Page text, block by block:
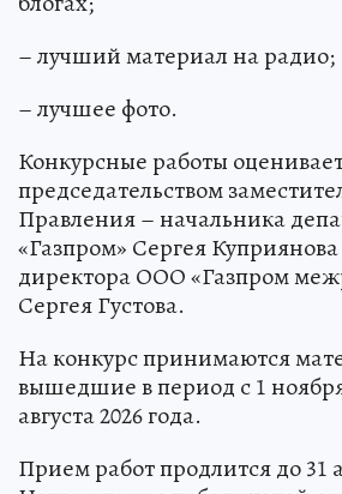
– лучшая публикация в
блогах;
– лучший материал на радио;
– лучшее фото.
Конкурсные работы
председательством
Правления – начальника
«Газпром» Сергея Куприянова
директора ООО «Газпром
Сергея Густова.
На конкурс принимаются
вышедшие в период с 1 ноября
августа 2026 года.